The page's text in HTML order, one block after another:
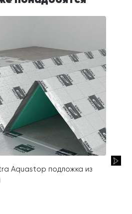
Aquastop подложка из